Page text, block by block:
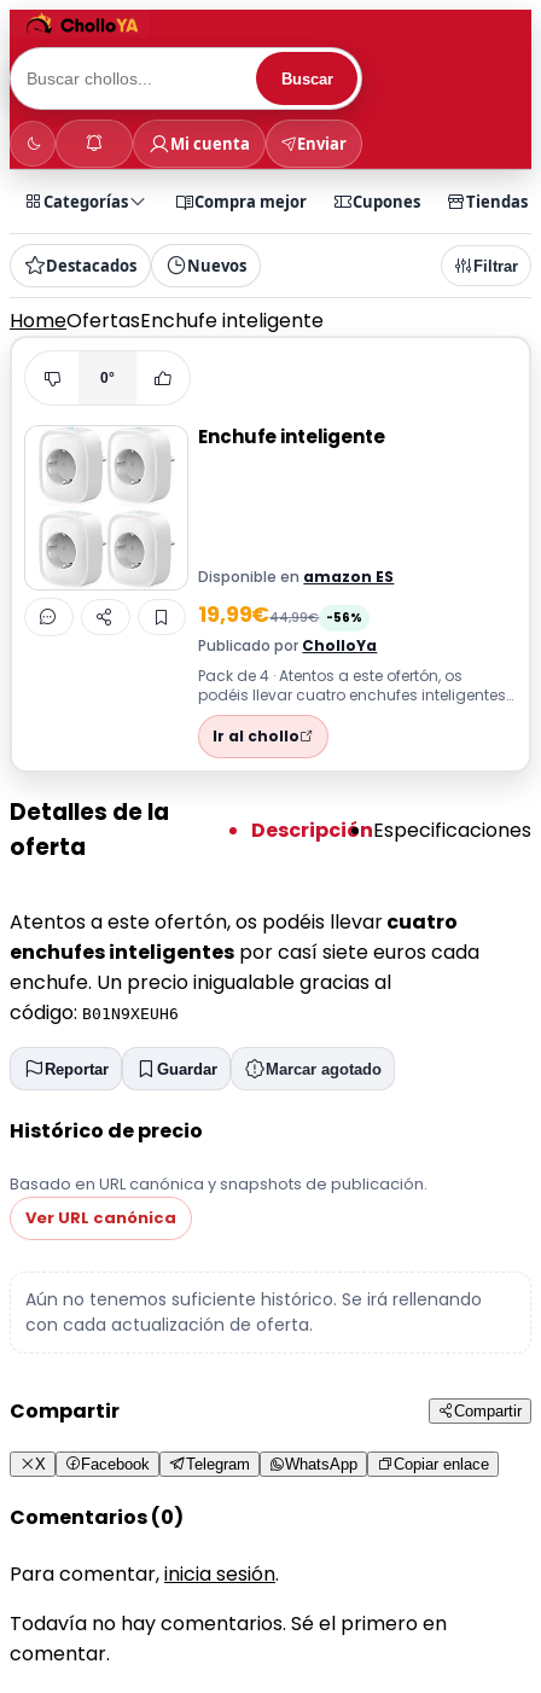
Buscar
Mi cuenta Enviar
Categorías Compra mejor Cupones Tiendas
Destacados Nuevos Filtrar
HomeOfertasEnchufe inteligente
0°
Enchufe inteligente
Disponible en amazon ES
19,99€44,99€ -56%
Publicado por CholloYa
Pack de 4 · Atentos a este ofertón, os
podéis llevar cuatro enchufes inteligentes
por casí siete euros cada enchufe. ...
Ir al chollo
Detalles de la
oferta
DescripciónEspecificaciones
Atentos a este ofertón, os podéis llevarcuatro
enchufes inteligentes por casí siete euros cada
enchufe. Un precio inigualable gracias al
código: B01N9XEUH6
Reportar Guardar Marcar agotado
Histórico de precio
Basado en URL canónica y snapshots de publicación.
Ver URL canónica
Aún no tenemos suficiente histórico. Se irá rellenando
con cada actualización de oferta.
Compartir Compartir
X Facebook Telegram WhatsApp Copiar enlace
Comentarios (0)
Para comentar,inicia sesión.
Todavía no hay comentarios. Sé el primero en
comentar.